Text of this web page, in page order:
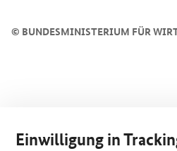
© BUNDESMINISTERIUM FÜR
Einwilligung in